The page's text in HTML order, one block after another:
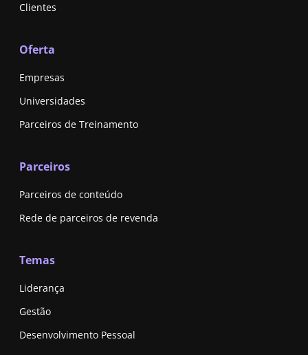
Clientes
Oferta
Empresas
Universidades
Parceiros de Treinamento
Parceiros
Parceiros de conteúdo
Rede de parceiros de revenda
Temas
Liderança
Gestão
Desenvolvimento Pessoal